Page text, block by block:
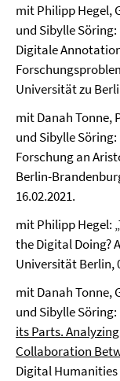
mit Philipp Hegel,
und Sibylle
Digitale
Universität zu
mit Danah Tonne,
und Sibylle
Forschung an
Berlin-
16.02.2021.
mit Philipp Hegel:
the Digital Doing?
Universität Berlin,
mit Danah Tonne,
und Sibylle Söring:
its Parts.
Collaboration
Digital